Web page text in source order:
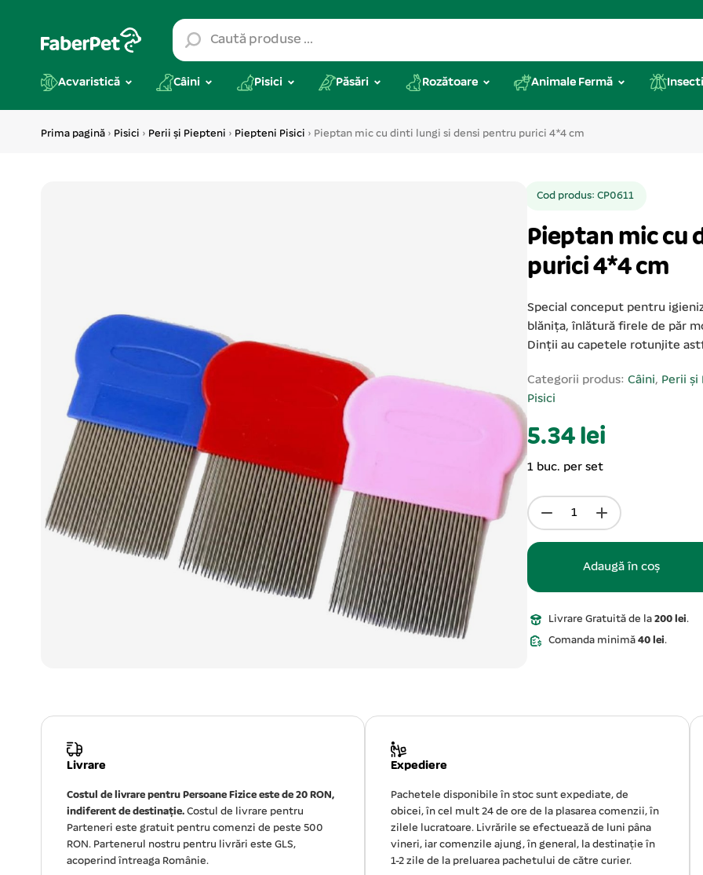
Acvaristică Câini Pisici Păsări Rozătoare Animale Fermă
Prima pagină › Pisici › Perii și Piepteni › Piepteni Pisici › Pieptan mic cu dinti lungi si densi pentru purici 4*4 cm
Cod produs: CP0611
Pieptan mic cu
purici 4*4 cm
Special conceput pentru
blănița, înlătură firele de păr
Dinții au capetele rotunjite
Categorii produs: Câini, Perii și
Pisici
5.34 lei
1 buc. per set
Adaugă în coș
Livrare Gratuită de la 200 lei.
Comanda minimă 40 lei.
Livrare
Costul de livrare pentru Persoane Fizice este de 20 RON,
indiferent de destinație. Costul de livrare pentru
Parteneri este gratuit pentru comenzi de peste 500
RON. Partenerul nostru pentru livrări este GLS,
acoperind întreaga Românie.
Expediere
Pachetele disponibile în stoc sunt expediate, de
obicei, în cel mult 24 de ore de la plasarea comenzii, în
zilele lucratoare. Livrările se efectuează de luni pâna
vineri, iar comenzile ajung, în general, la destinație în
1-2 zile de la preluarea pachetului de către curier.